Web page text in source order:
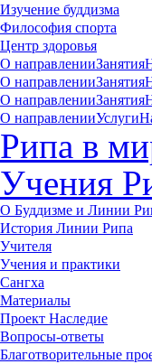
Изучение буддизма
Философия спорта
Центр здоровья
О направленииЗанятия
О направленииЗанятия
О направленииЗанятия
О направленииУслуги
Рипа в
Учения
О Буддизме и Линии
История Линии Рипа
Учителя
Учения и практики
Сангха
Материалы
Проект Наследие
Вопросы-ответы
Благотворительные